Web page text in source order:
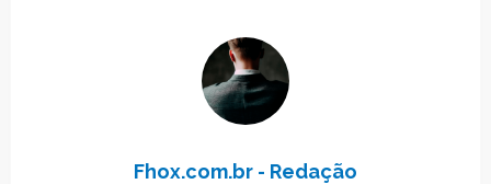
Fhox.com.br - Redação